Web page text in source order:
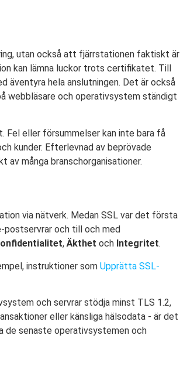
utan också att fjärrstationen faktiskt är
kan lämna luckor trots certifikatet. Till
äventyra hela anslutningen. Det är också
webbläsare och operativsystem ständigt
eller försummelser kan inte bara få
kunder. Efterlevnad av beprövade
många branschorganisationer.
via nätverk. Medan SSL var det första
postservrar och till och med
,Äkthet och Integritet.
instruktioner som Upprätta SSL-
och servrar stödja minst TLS 1.2,
eller känsliga hälsodata - är det
de senaste operativsystemen och